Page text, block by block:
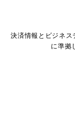
決済情報とビジネス
に準拠